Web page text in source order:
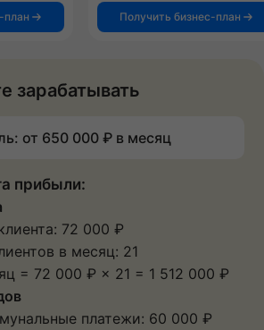
план
Получить бизнес-план
зарабатывать
от 650 000 ₽ в месяц
прибыли:
72 000 ₽
в месяц: 21
= 72 000 ₽ × 21 = 1 512 000 ₽
платежи: 60 000 ₽